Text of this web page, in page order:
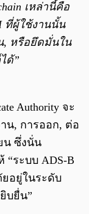
เหล่านี้คือ
ที่ผู้ใช้งานนั้น
, หรือยึดมั่นใน
ด้”
Authority จะ
น, การออก, ต่อ
น ซึ่งนั่น
“ระบบ ADS-B
อยู่ในระดับ
บยื่น”